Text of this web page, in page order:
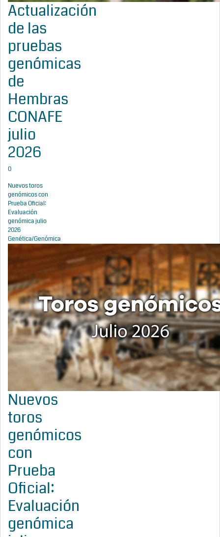
Actualización
de las
pruebas
genómicas
de
Hembras
CONAFE
julio
2026
0
Nuevos toros
genómicos con
Prueba Oficial:
Evaluación
genómica julio
2026
Genética/Genómica
Nuevos
toros
genómicos
con
Prueba
Oficial:
Evaluación
genómica